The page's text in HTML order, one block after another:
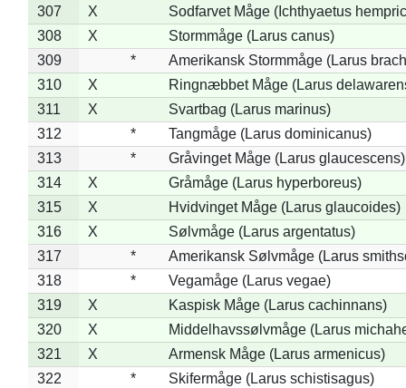
307
X
Sodfarvet Måge (Ichthyaetus
308
X
Stormmåge (Larus canus)
309
*
Amerikansk Stormmåge (Larus
310
X
Ringnæbbet Måge (Larus
311
X
Svartbag (Larus marinus)
312
*
Tangmåge (Larus dominicanus)
313
*
Gråvinget Måge (Larus glaucescens)
314
X
Gråmåge (Larus hyperboreus)
315
X
Hvidvinget Måge (Larus glaucoides)
316
X
Sølvmåge (Larus argentatus)
317
*
Amerikansk Sølvmåge (Larus
318
*
Vegamåge (Larus vegae)
319
X
Kaspisk Måge (Larus cachinnans)
320
X
Middelhavssølvmåge (Larus
321
X
Armensk Måge (Larus armenicus)
322
*
Skifermåge (Larus schistisagus)